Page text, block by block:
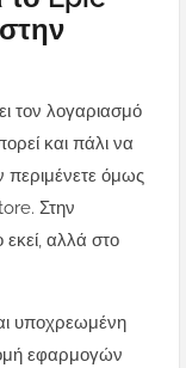
τον λογαριασμό
και πάλι να
όμως
Στην
εκεί, αλλά στο
υποχρεωμένη
εφαρμογών